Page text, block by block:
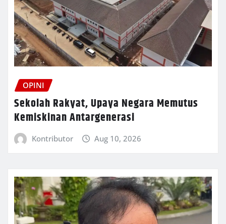
OPINI
Sekolah Rakyat, Upaya Negara Memutus
Kemiskinan Antargenerasi
Kontributor Aug 10, 2026